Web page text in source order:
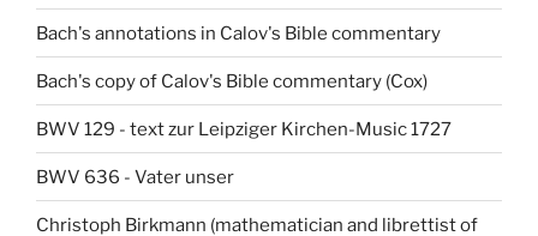
Bach's annotations in Calov's Bible commentary
Bach's copy of Calov's Bible commentary (Cox)
BWV 129 - text zur Leipziger Kirchen-Music 1727
BWV 636 - Vater unser
Christoph Birkmann (mathematician and librettist of